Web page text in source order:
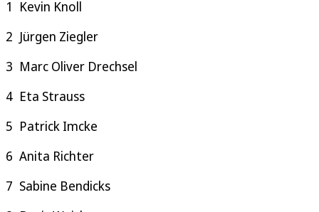
1 Kevin Knoll
2 Jürgen Ziegler
3 Marc Oliver Drechsel
4 Eta Strauss
5 Patrick Imcke
6 Anita Richter
7 Sabine Bendicks